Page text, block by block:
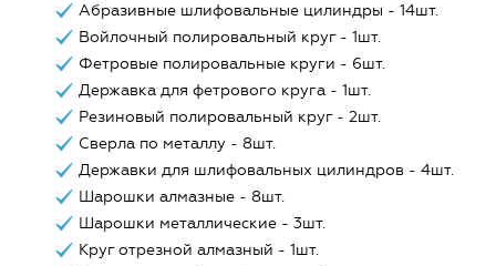
Абразивные шлифовальные цилиндры - 14шт.
Войлочный полировальный круг - 1шт.
Фетровые полировальные круги - 6шт.
Державка для фетрового круга - 1шт.
Резиновый полировальный круг - 2шт.
Сверла по металлу - 8шт.
Державки для шлифовальных цилиндров - 4шт.
Шарошки алмазные - 8шт.
Шарошки металлические - 3шт.
Круг отрезной алмазный - 1шт.